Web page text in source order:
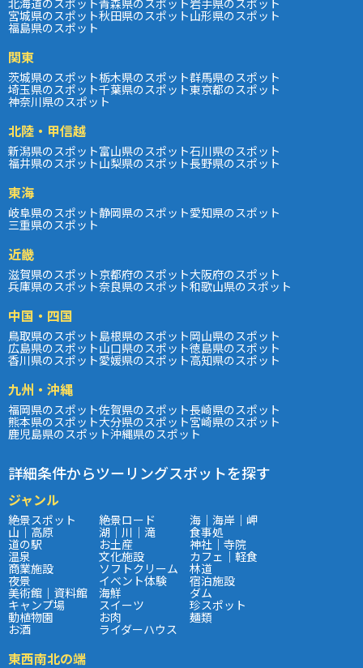
宮城県のスポット秋田県のスポット山形県のスポット
福島県のスポット
関東
茨城県のスポット栃木県のスポット群馬県のスポット
埼玉県のスポット千葉県のスポット東京都のスポット
神奈川県のスポット
北陸・甲信越
新潟県のスポット富山県のスポット石川県のスポット
福井県のスポット山梨県のスポット長野県のスポット
東海
岐阜県のスポット静岡県のスポット愛知県のスポット
三重県のスポット
近畿
滋賀県のスポット京都府のスポット大阪府のスポット
兵庫県のスポット奈良県のスポット和歌山県のスポット
中国・四国
鳥取県のスポット島根県のスポット岡山県のスポット
広島県のスポット山口県のスポット徳島県のスポット
香川県のスポット愛媛県のスポット高知県のスポット
九州・沖縄
福岡県のスポット佐賀県のスポット長崎県のスポット
熊本県のスポット大分県のスポット宮崎県のスポット
鹿児島県のスポット沖縄県のスポット
詳細条件からツーリングスポットを探す
ジャンル
絶景スポット 絶景ロード 海｜海岸｜岬
山｜高原 湖｜川｜滝 食事処
道の駅 お土産 神社｜寺院
温泉 文化施設 カフェ｜軽食
商業施設 ソフトクリーム 林道
夜景 イベント体験 宿泊施設
美術館｜資料館 海鮮 ダム
キャンプ場 スイーツ 珍スポット
動植物園 お肉 麺類
お酒 ライダーハウス
東西南北の端